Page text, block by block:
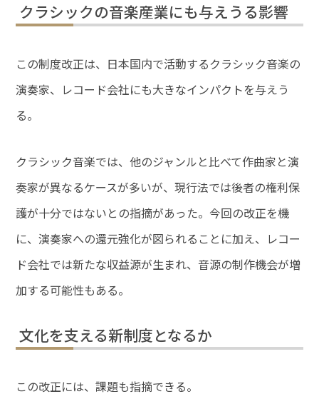
クラシックの音楽産業にも与えうる影響
この制度改正は、日本国内で活動するクラシック音楽の
演奏家、レコード会社にも大きなインパクトを与えう
る。
クラシック音楽では、他のジャンルと比べて作曲家と演
奏家が異なるケースが多いが、現行法では後者の権利保
護が十分ではないとの指摘があった。今回の改正を機
に、演奏家への還元強化が図られることに加え、レコー
ド会社では新たな収益源が生まれ、音源の制作機会が増
加する可能性もある。
文化を支える新制度となるか
この改正には、課題も指摘できる。